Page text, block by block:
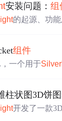
还阐述了组件 的
方法，最后提
安装问题：组
的起源、功
更新要
级与卸载过程。
组件
，一个用于
柱状图3D饼
开发了一款